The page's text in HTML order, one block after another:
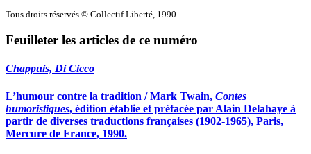
Tous droits réservés © Collectif Liberté, 1990
Feuilleter les articles de ce numéro
Chappuis, Di Cicco
L’humour contre la tradition / Mark Twain, Contes
humoristiques, édition établie et préfacée par Alain Delahaye à
partir de diverses traductions françaises (1902-1965), Paris,
Mercure de France, 1990.